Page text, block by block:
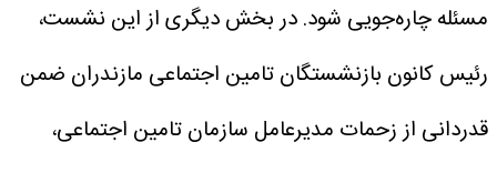
مسئله چاره‌جویی شود.در بخش دیگری از این نشست،
رئیس کانون بازنشستگان تامین اجتماعی مازندران ضمن
قدردانی از زحمات مدیرعامل سازمان تامین اجتماعی،